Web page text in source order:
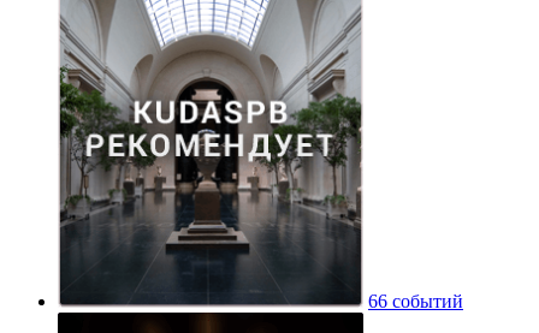
66 событий